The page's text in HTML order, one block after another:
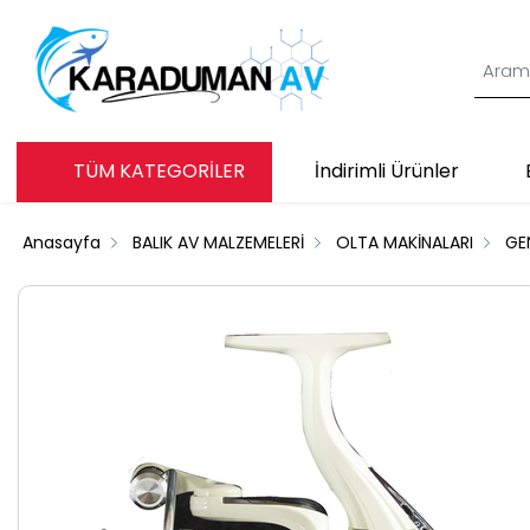
TÜM KATEGORİLER İndirimli Ürünler
Anasayfa BALIK AV MALZEMELERİ OLTA MAKİNALARI